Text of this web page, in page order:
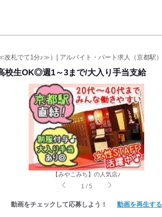
札でて1分♪≫）| アルバイト・パート求人（京都駅）
校生OK◎週1～3まで/大入り手当支給
【みやこみち】の人気店♪
1 /5
動画をチェックして応募しよう！ 動画を再生する